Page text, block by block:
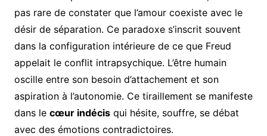
pas rare de constater que l’amour coexistе avec le
désir de séparation. Ce paradoxe s’inscrit souvent
dans la configuration intérieure de ce que Freud
appelait le conflit intrapsychique. L’être humain
oscille entre son besoin d’attachement et son
aspiration à l’autonomie. Ce tiraillement se manifeste
dans le cœur indécisqui hésite, souffre, se débat
avec des émotions contradictoires.